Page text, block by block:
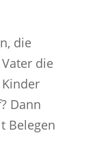
die
die
Dann
Belegen